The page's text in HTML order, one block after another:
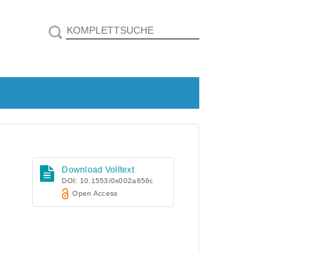
Download Volltext
DOI: 10.1553/0x002a656c
Open Access